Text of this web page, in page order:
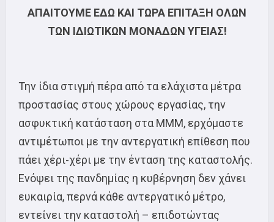
ΑΠΑΙΤΟΥΜΕ ΕΔΩ ΚΑΙ ΤΩΡΑ ΕΠΙΤΑΞΗ ΟΛΩΝ
ΤΩΝ ΙΔΙΩΤΙΚΩΝ ΜΟΝΑΔΩΝ ΥΓΕΙΑΣ!
Την ίδια στιγμή πέρα από τα ελάχιστα μέτρα
προστασίας στους χώρους εργασίας, την
ασφυκτική κατάσταση στα ΜΜΜ, ερχόμαστε
αντιμέτωποι με την αντεργατική επίθεση που
πάει χέρι-χέρι με την ένταση της καταστολής.
Ενόψει της πανδημίας η κυβέρνηση δεν χάνει
ευκαιρία, περνά κάθε αντεργατικό μέτρο,
εντείνει την καταστολή – επιδοτώντας